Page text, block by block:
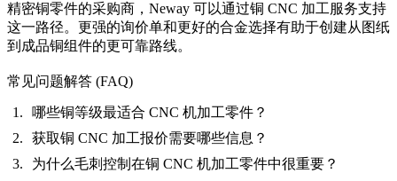
精密铜零件的采购商，Neway 可以通过铜 CNC 加工服务支持
这一路径。更强的询价单和更好的合金选择有助于创建从图纸
到成品铜组件的更可靠路线。
常见问题解答 (FAQ)
哪些铜等级最适合 CNC 机加工零件？
获取铜 CNC 加工报价需要哪些信息？
为什么毛刺控制在铜 CNC 机加工零件中很重要？